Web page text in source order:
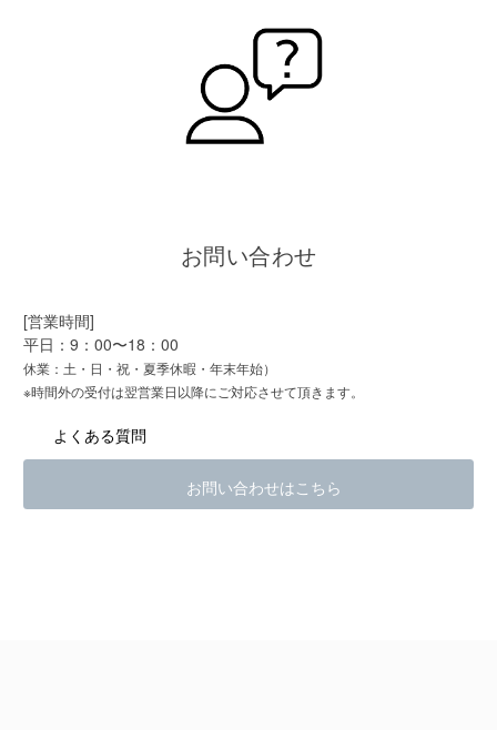
お問い合わせ
[営業時間]
平日：9：00〜18：00
休業：土・日・祝・夏季休暇・年末年始）
※時間外の受付は翌営業日以降にご対応させて頂きます。
よくある質問
お問い合わせはこちら